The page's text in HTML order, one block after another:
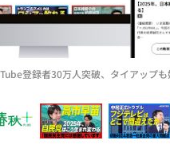
登録者30万人突破、タイアップ